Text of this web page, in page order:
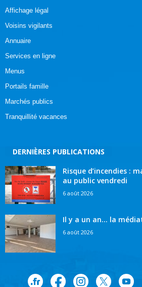
Affichage légal
Voisins vigilants
Annuaire
Services en ligne
Menus
Portails famille
Marchés publics
Tranquillité vacances
DERNIÈRES PUBLICATIONS
Risque d’incendies :
au public vendredi
6 août 2026
Il y a un an… la
6 août 2026